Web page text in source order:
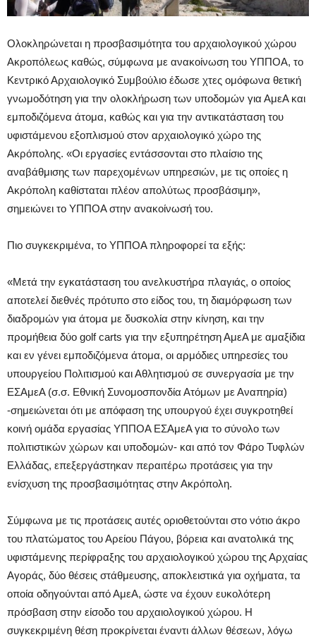
Ολοκληρώνεται η προσβασιμότητα του αρχαιολογικού χώρου
Ακροπόλεως καθώς, σύμφωνα με ανακοίνωση του ΥΠΠΟΑ, το
Κεντρικό Αρχαιολογικό Συμβούλιο έδωσε χτες ομόφωνα θετική
γνωμοδότηση για την ολοκλήρωση των υποδομών για ΑμεΑ και
εμποδιζόμενα άτομα, καθώς και για την αντικατάσταση του
υφιστάμενου εξοπλισμού στον αρχαιολογικό χώρο της
Ακρόπολης. «Οι εργασίες εντάσσονται στο πλαίσιο της
αναβάθμισης των παρεχομένων υπηρεσιών, με τις οποίες η
Ακρόπολη καθίσταται πλέον απολύτως προσβάσιμη»,
σημειώνει το ΥΠΠΟΑ στην ανακοίνωσή του.
Πιο συγκεκριμένα, το ΥΠΠΟΑ πληροφορεί τα εξής:
«Μετά την εγκατάσταση του ανελκυστήρα πλαγιάς, ο οποίος
αποτελεί διεθνές πρότυπο στο είδος του, τη διαμόρφωση των
διαδρομών για άτομα με δυσκολία στην κίνηση, και την
προμήθεια δύο golf carts για την εξυπηρέτηση ΑμεΑ με αμαξίδια
και εν γένει εμποδιζόμενα άτομα, οι αρμόδιες υπηρεσίες του
υπουργείου Πολιτισμού και Αθλητισμού σε συνεργασία με την
ΕΣΑμεΑ (σ.σ. Εθνική Συνομοσπονδία Ατόμων με Αναπηρία)
-σημειώνεται ότι με απόφαση της υπουργού έχει συγκροτηθεί
κοινή ομάδα εργασίας ΥΠΠΟΑ ΕΣΑμεΑ για το σύνολο των
πολιτιστικών χώρων και υποδομών- και από τον Φάρο Τυφλών
Ελλάδας, επεξεργάστηκαν περαιτέρω προτάσεις για την
ενίσχυση της προσβασιμότητας στην Ακρόπολη.
Σύμφωνα με τις προτάσεις αυτές οριοθετούνται στο νότιο άκρο
του πλατώματος του Αρείου Πάγου, βόρεια και ανατολικά της
υφιστάμενης περίφραξης του αρχαιολογικού χώρου της Αρχαίας
Αγοράς, δύο θέσεις στάθμευσης, αποκλειστικά για οχήματα, τα
οποία οδηγούνται από ΑμεΑ, ώστε να έχουν ευκολότερη
πρόσβαση στην είσοδο του αρχαιολογικού χώρου. Η
συγκεκριμένη θέση προκρίνεται έναντι άλλων θέσεων, λόγω